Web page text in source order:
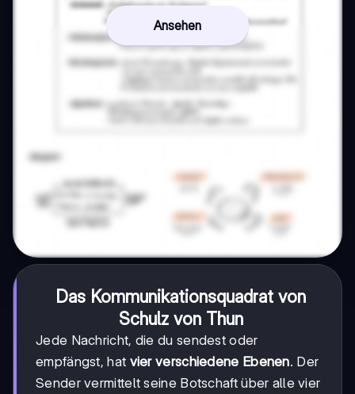
Ansehen
Das Kommunikationsquadrat von
Schulz von Thun
Jede Nachricht, die du sendest oder
empfängst, hat vier verschiedene Ebenen. Der
Sender vermittelt seine Botschaft über alle vier